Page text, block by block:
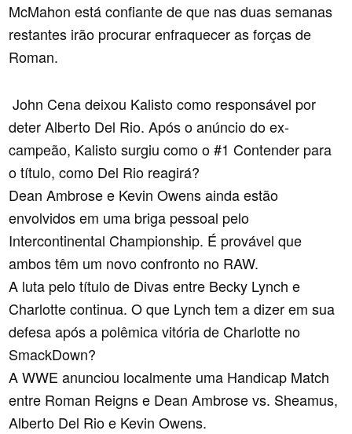
McMahon está confiante de que nas duas semanas
restantes irão procurar enfraquecer as forças de
Roman.
John Cena deixou Kalisto como responsável por
deter Alberto Del Rio. Após o anúncio do ex-
campeão, Kalisto surgiu como o #1 Contender para
o título, como Del Rio reagirá?
Dean Ambrose e Kevin Owens ainda estão
envolvidos em uma briga pessoal pelo
Intercontinental Championship. É provável que
ambos têm um novo confronto no RAW.
A luta pelo título de Divas entre Becky Lynch e
Charlotte continua. O que Lynch tem a dizer em sua
defesa após a polêmica vitória de Charlotte no
SmackDown?
A WWE anunciou localmente uma Handicap Match
entre Roman Reigns e Dean Ambrose vs. Sheamus,
Alberto Del Rio e Kevin Owens.